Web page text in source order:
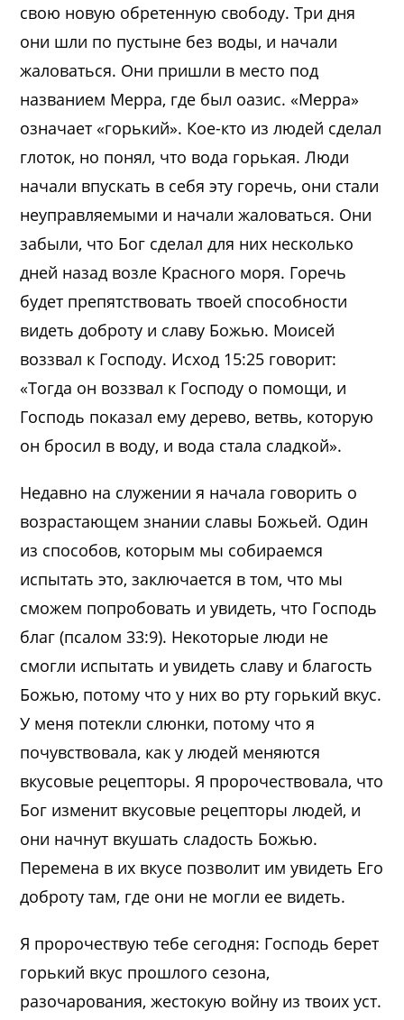
свою новую обретенную свободу. Три дня
они шли по пустыне без воды, и начали
жаловаться. Они пришли в место под
названием Мерра, где был оазис. «Мерра»
означает «горький». Кое-кто из людей сделал
глоток, но понял, что вода горькая. Люди
начали впускать в себя эту горечь, они стали
неуправляемыми и начали жаловаться. Они
забыли, что Бог сделал для них несколько
дней назад возле Красного моря. Горечь
будет препятствовать твоей способности
видеть доброту и славу Божью. Моисей
воззвал к Господу. Исход 15:25 говорит:
«Тогда он воззвал к Господу о помощи, и
Господь показал ему дерево, ветвь, которую
он бросил в воду, и вода стала сладкой».
Недавно на служении я начала говорить о
возрастающем знании славы Божьей. Один
из способов, которым мы собираемся
испытать это, заключается в том, что мы
сможем попробовать и увидеть, что Господь
благ (псалом 33:9). Некоторые люди не
смогли испытать и увидеть славу и благость
Божью, потому что у них во рту горький вкус.
У меня потекли слюнки, потому что я
почувствовала, как у людей меняются
вкусовые рецепторы. Я пророчествовала, что
Бог изменит вкусовые рецепторы людей, и
они начнут вкушать сладость Божью.
Перемена в их вкусе позволит им увидеть Его
доброту там, где они не могли ее видеть.
Я пророчествую тебе сегодня: Господь берет
горький вкус прошлого сезона,
разочарования, жестокую войну из твоих уст.